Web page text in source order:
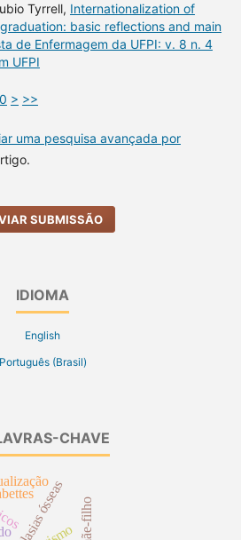
Tyrrell, Internationalization of
basic reflections and main
de Enfermagem da UFPI: v. 8 n. 4
UFPI
> >>
uma pesquisa avançada por
SUBMISSÃO
IDIOMA
English
Português (Brasil)
CHAVE